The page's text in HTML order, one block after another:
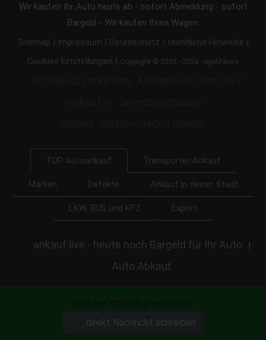
Wir kaufen Ihr Auto heute ab - sofort Abmeldung - sofort
Bargeld - Wir kaufen Ihren Wagen.
Sitemap | Impressum | Datenschutz / rechtliche Hinweise |
Cookies Einstellungen | Copyright © 2005 - 2026 - egeMotors
TOP Autoankauf Transporter Ankauf
Marken Defekte Ankauf in deiner Stadt
LKW, BUS und KFZ Export
ankauf.live - heute noch Bargeld für Ihr Auto |
Auto Abkauf
Auch per WhatsApp erreichbar
direkt Nachricht schreiben